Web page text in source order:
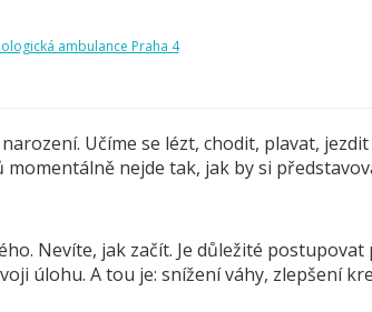
ambulance Praha 4
Učíme se lézt, chodit, plavat,
nejde tak, jak by si
Nevíte, jak začít. Je důležité
úlohu. A tou je: snížení váhy, zlepšení